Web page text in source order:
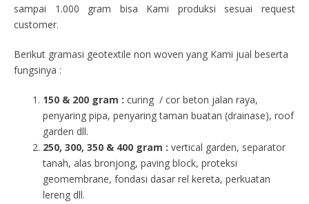
sampai 1.000 gram bisa Kami produksi sesuai request
customer.
Berikut gramasi geotextile non woven yang Kami jual beserta
fungsinya :
150 & 200 gram : curing / cor beton jalan raya,
penyaring pipa, penyaring taman buatan (drainase), roof
garden dll.
250, 300, 350 & 400 gram : vertical garden, separator
tanah, alas bronjong, paving block, proteksi
geomembrane, fondasi dasar rel kereta, perkuatan
lereng dll.